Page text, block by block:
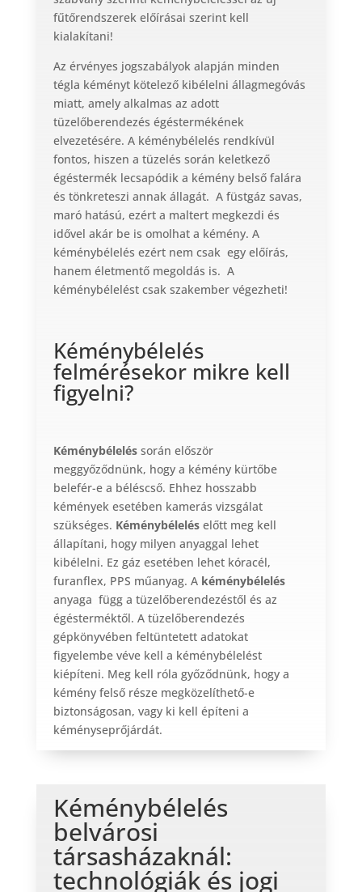
fűtőrendszerek előírásai szerint kell
kialakítani!
Az érvényes jogszabályok alapján minden
tégla kéményt kötelező kibélelni állagmegóvás
miatt, amely alkalmas az adott
tüzelőberendezés égéstermékének
elvezetésére. A kéménybélelés rendkívül
fontos, hiszen a tüzelés során keletkező
égéstermék lecsapódik a kémény belső falára
és tönkreteszi annak állagát. A füstgáz savas,
maró hatású, ezért a maltert megkezdi és
idővel akár be is omolhat a kémény. A
kéménybélelés ezért nem csak egy előírás,
hanem életmentő megoldás is. A
kéménybélelést csak szakember végezheti!
Kéménybélelés
felmérésekor mikre kell
figyelni?
Kéménybéleléssorán először
meggyőződnünk, hogy a kémény kürtőbe
belefér-e a béléscső. Ehhez hosszabb
kémények esetében kamerás vizsgálat
szükséges. Kéménybéleléselőtt meg kell
állapítani, hogy milyen anyaggal lehet
kibélelni. Ez gáz esetében lehet kóracél,
furanflex, PPS műanyag. A kéménybélelés
anyaga függ a tüzelőberendezéstől és az
égésterméktől. A tüzelőberendezés
gépkönyvében feltüntetett adatokat
figyelembe véve kell a kéménybélelést
kiépíteni. Meg kell róla győződnünk, hogy a
kémény felső része megközelíthető-e
biztonságosan, vagy ki kell építeni a
kéményseprőjárdát.
Kéménybélelés
belvárosi
társasházaknál:
technológiák és jogi